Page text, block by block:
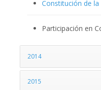
Constitución de la
Participación en
2014
2015